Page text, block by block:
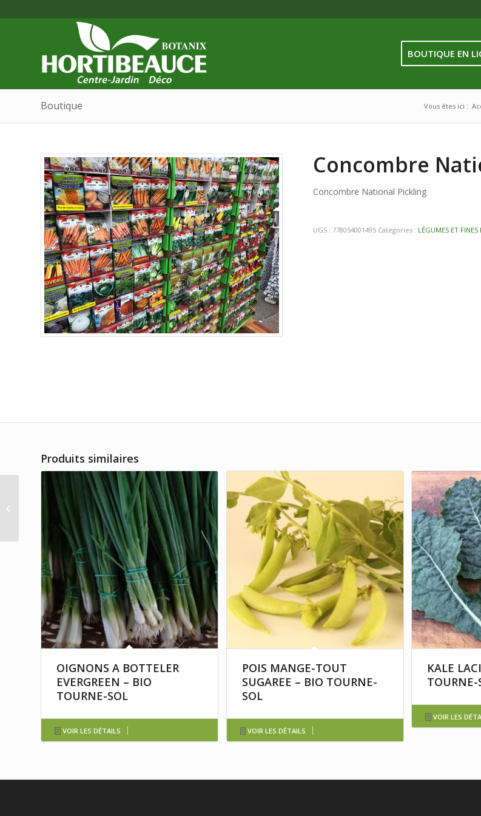
BOUTIQUE EN
Boutique Vous êtes ici :
Concombre
Concombre National Pickling
UGS : 778054001495 Catégories : LÉGUMES ET FINES
Produits similaires
OIGNONS A BOTTELER
EVERGREEN – BIO
TOURNE-SOL
VOIR LES DÉTAILS
POIS MANGE-TOUT
SUGAREE – BIO TOURNE-
SOL
VOIR LES DÉTAILS
KALE
TOURNE-
VOIR LES
Epinard Roi du